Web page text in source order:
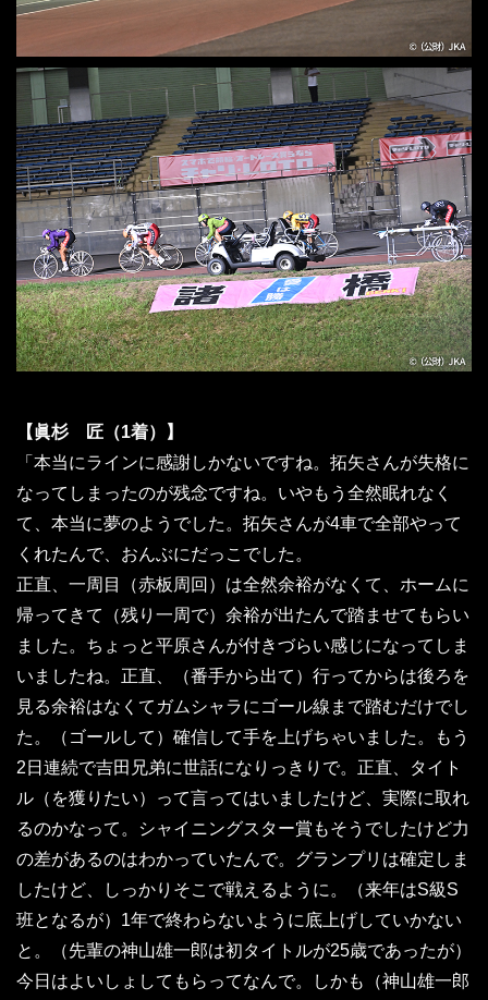
【眞杉 匠（1着）】
「本当にラインに感謝しかないですね。拓矢さんが失格に
なってしまったのが残念ですね。いやもう全然眠れなく
て、本当に夢のようでした。拓矢さんが4車で全部やって
くれたんで、おんぶにだっこでした。
正直、一周目（赤板周回）は全然余裕がなくて、ホームに
帰ってきて（残り一周で）余裕が出たんで踏ませてもらい
ました。ちょっと平原さんが付きづらい感じになってしま
いましたね。正直、（番手から出て）行ってからは後ろを
見る余裕はなくてガムシャラにゴール線まで踏むだけでし
た。（ゴールして）確信して手を上げちゃいました。もう
2日連続で吉田兄弟に世話になりっきりで。正直、タイト
ル（を獲りたい）って言ってはいましたけど、実際に取れ
るのかなって。シャイニングスター賞もそうでしたけど力
の差があるのはわかっていたんで。グランプリは確定しま
したけど、しっかりそこで戦えるように。（来年はS級S
班となるが）1年で終わらないように底上げしていかない
と。（先輩の神山雄一郎は初タイトルが25歳であったが）
今日はよいしょしてもらってなんで。しかも（神山雄一郎